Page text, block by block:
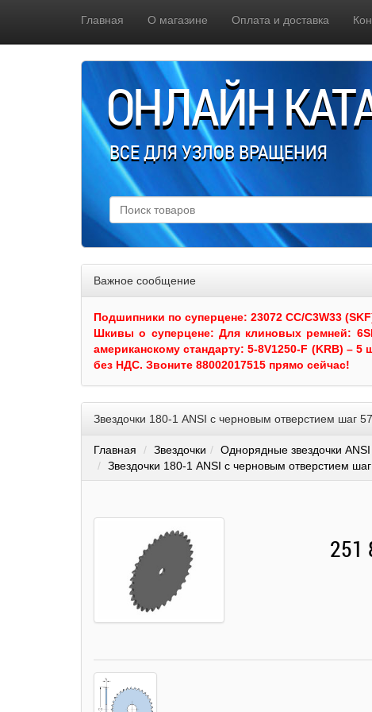
Главная О магазине Оплата и доставка
ОНЛАЙН
ВСЕ ДЛЯ УЗЛОВ ВРАЩЕНИЯ
Важное сообщение
Подшипники по суперцене: 23072 CC/C3W33
Шкивыо суперцене: Для клиновых ремней:
американскому стандарту: 5-8V1250-F (KRB) –
без НДС. Звоните 88002017515 прямо сейчас!
Звездочки 180-1 ANSI с черновым отверстием шаг
Главная Звездочки
Однорядные звездочки
Звездочки 180-1 ANSI с черновым отверстием
251